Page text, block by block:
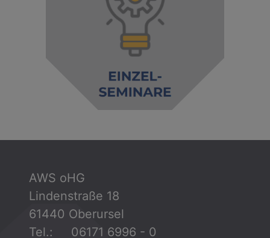
AWS oHG
Lindenstraße 18
61440 Oberursel
Tel.: 06171 6996 - 0